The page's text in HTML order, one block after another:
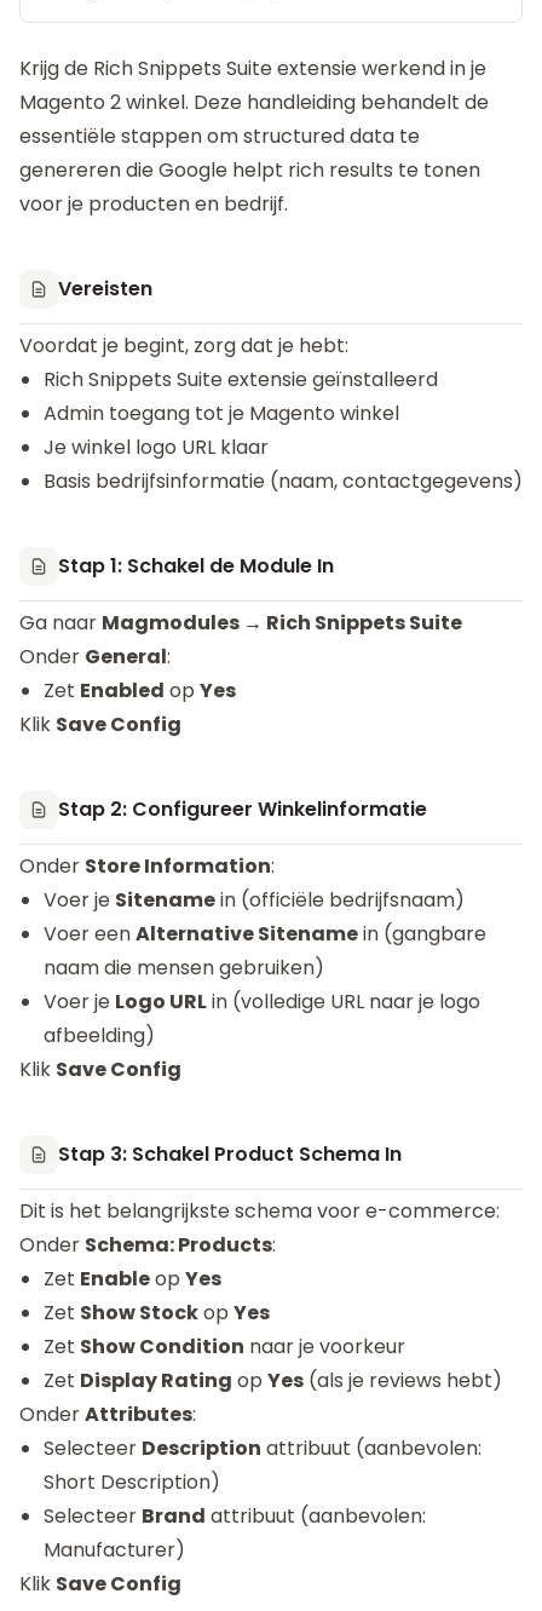
Krijg de Rich Snippets Suiteextensie werkend in je
Magento 2 winkel. Deze handleiding behandelt de
essentiële stappen om structured data te
genereren die Google helpt rich results te tonen
voor je producten en bedrijf.
Vereisten
Voordat je begint, zorg dat je hebt:
Rich Snippets Suite extensie geïnstalleerd
Admin toegang tot je Magento winkel
Je winkel logo URL klaar
Basis bedrijfsinformatie (naam, contactgegevens)
Stap 1: Schakel de Module In
Ga naar Magmodules → Rich Snippets Suite
Onder General:
Zet Enabled op Yes
Klik Save Config
Stap 2: Configureer Winkelinformatie
Onder Store Information:
Voer je Sitenamein (officiële bedrijfsnaam)
Voer eenAlternative Sitenamein (gangbare
naam die mensen gebruiken)
Voer je Logo URLin (volledige URL naar je logo
afbeelding)
Klik Save Config
Stap 3: Schakel Product Schema In
Dit is het belangrijkste schema voor e-commerce:
Onder Schema: Products:
Zet Enableop Yes
Zet Show Stockop Yes
Zet Show Condition naar je voorkeur
Zet Display Rating op Yes (als je reviews hebt)
OnderAttributes:
Selecteer Description attribuut (aanbevolen:
Short Description)
Selecteer Brand attribuut (aanbevolen:
Manufacturer)
Klik Save Config